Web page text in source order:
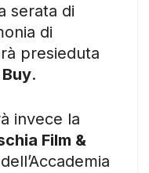
serata di
di
presieduta
.
invece la
Film &